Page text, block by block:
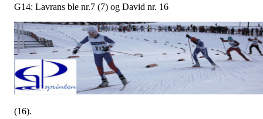
G14: Lavrans ble nr.7 (7) og David nr. 16
(16).